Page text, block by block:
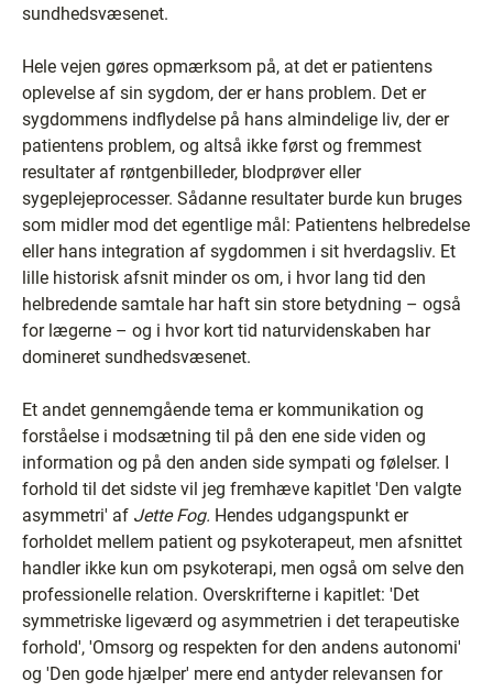
sundhedsvæsenet.
Hele vejen gøres opmærksom på, at det er patientens
oplevelse af sin sygdom, der er hans problem. Det er
sygdommens indflydelse på hans almindelige liv, der er
patientens problem, og altså ikke først og fremmest
resultater af røntgenbilleder, blodprøver eller
sygeplejeprocesser. Sådanne resultater burde kun bruges
som midler mod det egentlige mål: Patientens helbredelse
eller hans integration af sygdommen i sit hverdagsliv. Et
lille historisk afsnit minder os om, i hvor lang tid den
helbredende samtale har haft sin store betydning – også
for lægerne – og i hvor kort tid naturvidenskaben har
domineret sundhedsvæsenet.
Et andet gennemgående tema er kommunikation og
forståelse i modsætning til på den ene side viden og
information og på den anden side sympati og følelser. I
forhold til det sidste vil jeg fremhæve kapitlet 'Den valgte
asymmetri' af Jette Fog. Hendes udgangspunkt er
forholdet mellem patient og psykoterapeut, men afsnittet
handler ikke kun om psykoterapi, men også om selve den
professionelle relation. Overskrifterne i kapitlet: 'Det
symmetriske ligeværd og asymmetrien i det terapeutiske
forhold', 'Omsorg og respekten for den andens autonomi'
og 'Den gode hjælper' mere end antyder relevansen for